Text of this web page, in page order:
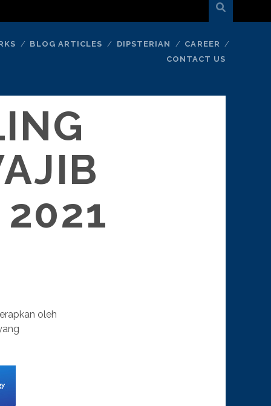
BLOG ARTICLES DIPSTERIAN
CAREER
CONTACT US
oleh